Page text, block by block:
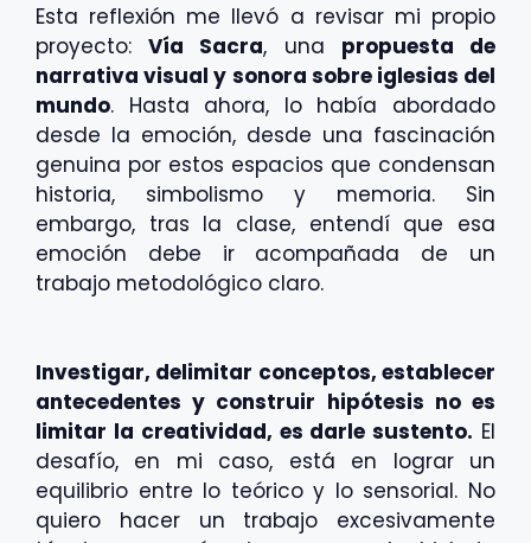
Esta reflexión me llevó a revisar mi propio
proyecto:Vía Sacra, una propuesta de
narrativa visual y sonora sobre iglesias del
mundo. Hasta ahora, lo había abordado
desde la emoción, desde una fascinación
genuina por estos espacios que condensan
historia, simbolismo y memoria. Sin
embargo, tras la clase, entendí que esa
emoción debe ir acompañada de un
trabajo metodológico claro.
Investigar, delimitar conceptos, establecer
antecedentes y construir hipótesis no es
limitar la creatividad, es darle sustento. El
desafío, en mi caso, está en lograr un
equilibrio entre lo teórico y lo sensorial. No
quiero hacer un trabajo excesivamente